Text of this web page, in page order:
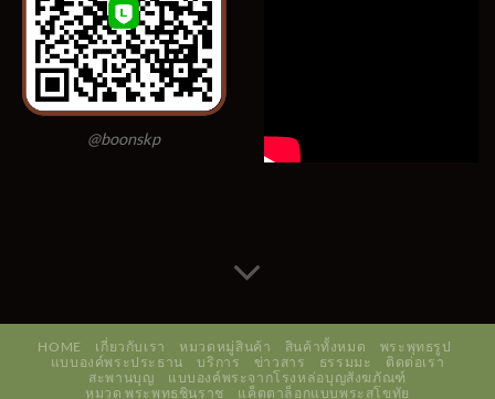
@boonskp
HOME เกี่ยวกับเรา หมวดหมู่สินค้า สินค้าทั้งหมด
พระพุทธรูป
แบบองค์พระประธาน
บริการ ข่าวสาร ธรรมมะ
ติดต่อเรา
สะพานบุญ
แบบองค์พระจากโรงหล่อบุญสังฆภัณฑ์
หมวด พระพุทธชินราช
แค็ตตาล็อกแบบพระสุโขทัย